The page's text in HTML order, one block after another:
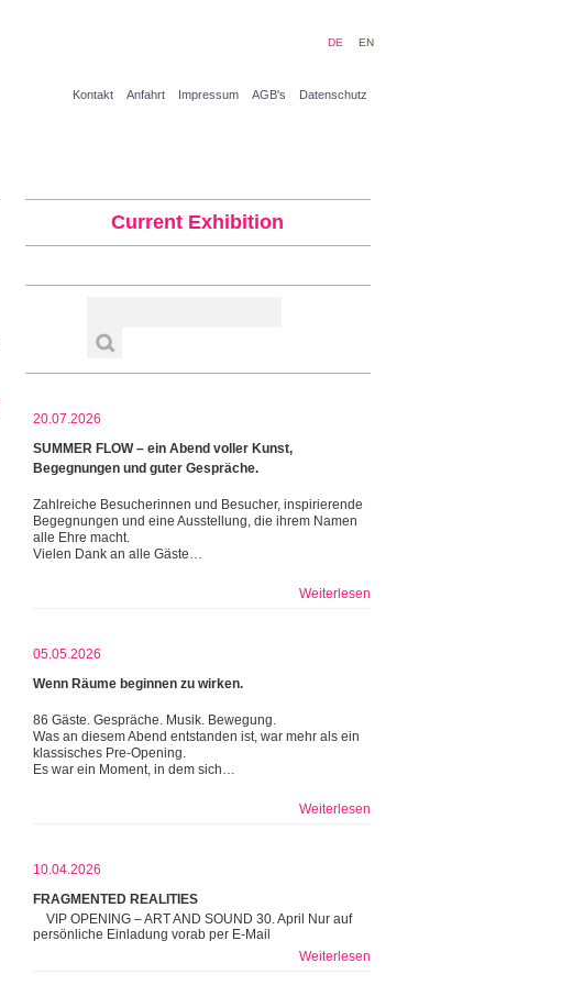
DE EN
Kontakt Anfahrt Impressum AGB's Datenschutz
Current Exhibition
20.07.2026
SUMMER FLOW – ein Abend voller Kunst,
Begegnungen und guter Gespräche.
Zahlreiche Besucherinnen und Besucher, inspirierende
Begegnungen und eine Ausstellung, die ihrem Namen
alle Ehre macht.
Vielen Dank an alle Gäste…
Weiterlesen
05.05.2026
Wenn Räume beginnen zu wirken.
86 Gäste. Gespräche. Musik. Bewegung.
Was an diesem Abend entstanden ist, war mehr als ein
klassisches Pre-Opening.
Es war ein Moment, in dem sich…
Weiterlesen
10.04.2026
FRAGMENTED REALITIES
VIP OPENING – ART AND SOUND 30. April Nur auf
persönliche Einladung vorab per E-Mail
Weiterlesen